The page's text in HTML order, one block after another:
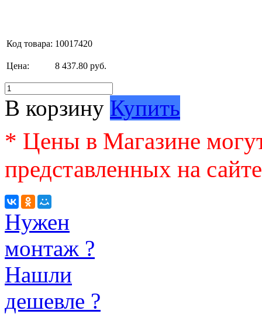
Код товара: 10017420
Цена: 8 437.80 руб.
В корзину Купить
* Цены в Магазине
представленных на сайте
Нужен
монтаж ?
Нашли
дешевле ?